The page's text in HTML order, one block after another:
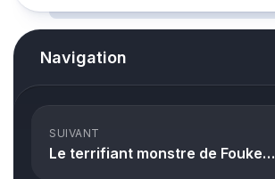
Navigation
SUIVANT
Le terrifiant monstre de Fouke…